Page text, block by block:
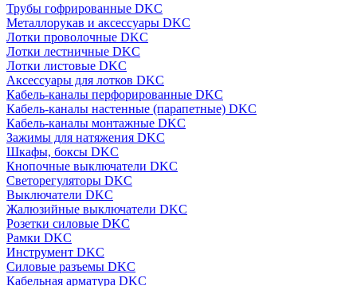
Трубы гофрированные DKC
Металлорукав и аксессуары DKC
Лотки проволочные DKC
Лотки лестничные DKC
Лотки листовые DKC
Аксессуары для лотков DKC
Кабель-каналы перфорированные DKC
Кабель-каналы настенные (парапетные) DKC
Кабель-каналы монтажные DKC
Зажимы для натяжения DKC
Шкафы, боксы DKC
Кнопочные выключатели DKC
Светорегуляторы DKC
Выключатели DKC
Жалюзийные выключатели DKC
Розетки силовые DKC
Рамки DKC
Инструмент DKC
Силовые разъемы DKC
Кабельная арматура DKC